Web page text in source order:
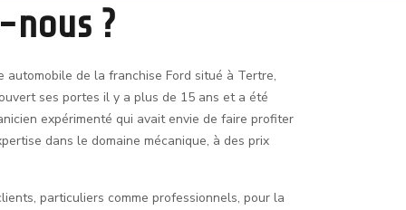
nous ?
automobile de la franchise Ford situé à Tertre,
ses portes il y a plus de 15 ans et a été
expérimenté qui avait envie de faire profiter
dans le domaine mécanique, à des prix
particuliers comme professionnels, pour la